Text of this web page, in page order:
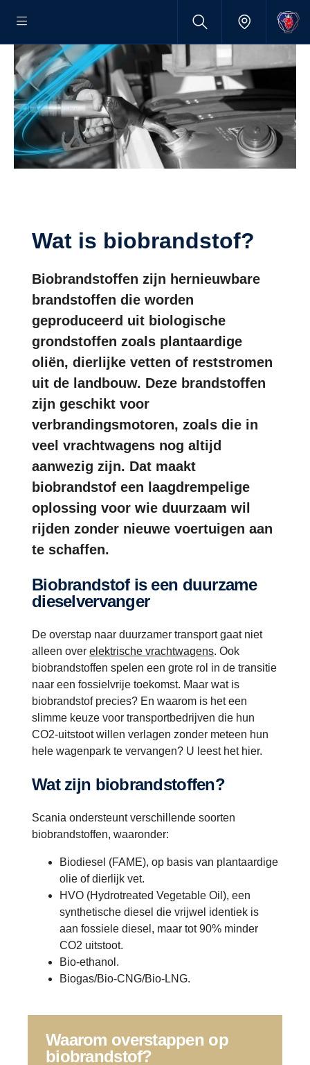
Wat is biobrandstof?
Biobrandstoffen zijn hernieuwbare
brandstoffen die worden
geproduceerd uit biologische
grondstoffen zoals plantaardige
oliën, dierlijke vetten of reststromen
uit de landbouw. Deze brandstoffen
zijn geschikt voor
verbrandingsmotoren, zoals die in
veel vrachtwagens nog altijd
aanwezig zijn. Dat maakt
biobrandstof een laagdrempelige
oplossing voor wie duurzaam wil
rijden zonder nieuwe voertuigen aan
te schaffen.
Biobrandstof is een duurzame
dieselvervanger
De overstap naar duurzamer transport gaat niet
alleen over elektrische vrachtwagens. Ook
biobrandstoffen spelen een grote rol in de transitie
naar een fossielvrije toekomst. Maar wat is
biobrandstof precies? En waarom is het een
slimme keuze voor transportbedrijven die hun
CO2-uitstoot willen verlagen zonder meteen hun
hele wagenpark te vervangen? U leest het hier.
Wat zijn biobrandstoffen?
Scania ondersteunt verschillende soorten
biobrandstoffen, waaronder:
Biodiesel (FAME), op basis van plantaardige
olie of dierlijk vet.
HVO (Hydrotreated Vegetable Oil), een
synthetische diesel die vrijwel identiek is
aan fossiele diesel, maar tot 90% minder
CO2 uitstoot.
Bio-ethanol.
Biogas/Bio-CNG/Bio-LNG.
Waarom overstappen op
biobrandstof?